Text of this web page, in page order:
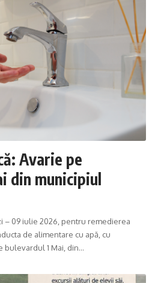
Avarie pe
din municipiul
– 09 iulie 2026, pentru remedierea
de alimentare cu apă, cu
bulevardul 1 Mai, din…